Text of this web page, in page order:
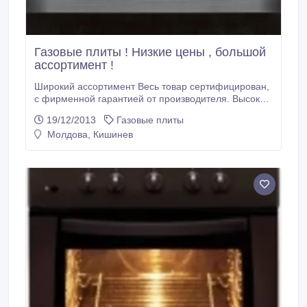
Газовые плиты ! Низкие цены , большой
ассортимент !
Широкий ассортимент Весь товар сертифицирован,
с фирменной гарантией от производителя. Высокие
выбор Качество, гарантия и сервис заказа.
Возможность покупки в кредит. Быстрая доставка
19/12/2013
Газовые плиты
Молдова, Кишинев